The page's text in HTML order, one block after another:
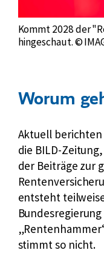
Kommt 2028 der
hingeschaut. ©
Worum
Aktuell
die BILD-
der Beiträge zur
entsteht
stimmt so nicht.